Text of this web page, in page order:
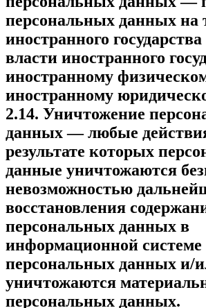
персональных данных на
иностранного
власти иностранного
иностранному
иностранному
2.14. Уничтожение
данных — любые
результате которых
данные уничтожаются
невозможностью
восстановления
персональных данных в
информационной системе
персональных данных и/
уничтожаются
персональных данных.